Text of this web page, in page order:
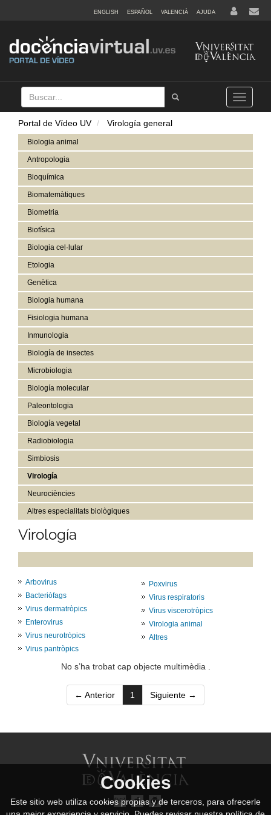
ENGLISH ESPAÑOL VALENCIÀ AJUDA
Buscar
Tramet
Toggle
navigation
Portal de Vídeo UV Virología general
Biologia animal
Antropologia
Bioquímica
Biomatemàtiques
Biometria
Biofísica
Biologia cel·lular
Etologia
Genètica
Biologia humana
Fisiologia humana
Inmunologia
Biología de insectes
Microbiologia
Biología molecular
Paleontologia
Biología vegetal
Radiobiologia
Simbiosis
Virología
Neurociències
Altres especialitats biològiques
Virología
Arbovirus
Bacteriòfags
Virus dermatròpics
Enterovirus
Virus neurotròpics
Virus pantròpics
Poxvirus
Virus respiratoris
Virus viscerotròpics
Virologia animal
Altres
No s’ha trobat cap objecte multimèdia .
← Anterior 1 (current)
Siguiente →
Cookies
Este sitio web utiliza cookies propias y de terceros, para ofrecerle